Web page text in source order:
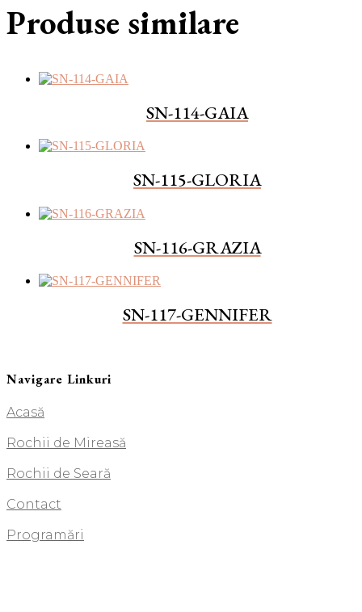
Produse similare
SN-114-GAIA
SN-115-GLORIA
SN-116-GRAZIA
SN-117-GENNIFER
Navigare Linkuri
Acasă
Rochii de Mireasă
Rochii de Seară
Contact
Programări